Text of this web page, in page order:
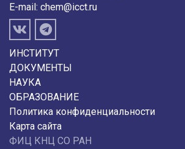
E-mail: chem@icct.ru
ИНСТИТУТ
ДОКУМЕНТЫ
НАУКА
ОБРАЗОВАНИЕ
Политика конфиденциальности
Карта сайта
ФИЦ КНЦ СО РАН